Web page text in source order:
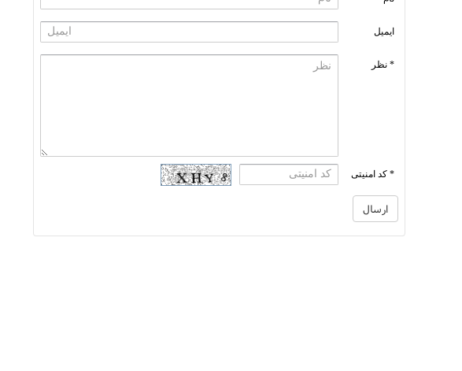
ایمیل
* نظر
* کد امنیتی